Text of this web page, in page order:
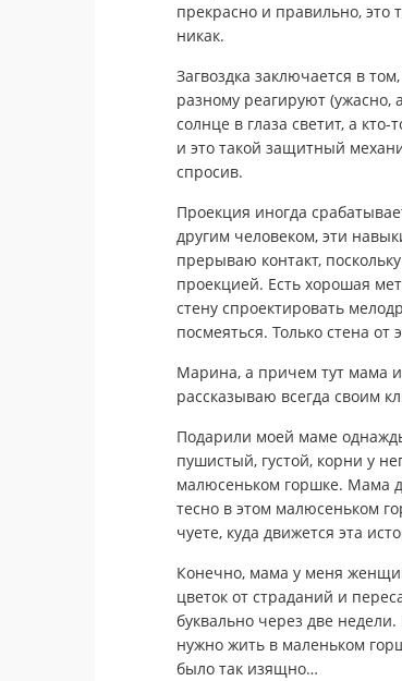
прекрасно и правильно, это
никак.
Загвоздка заключается в
разному реагируют (ужасно,
солнце в глаза светит, а
и это такой защитный
спросив.
Проекция иногда
другим человеком, эти
прерываю контакт,
проекцией. Есть хорошая
стену спроектировать
посмеяться. Только стена от
Марина, а причем тут мама
рассказываю всегда своим
Подарили моей маме
пушистый, густой, корни у
малюсеньком горшке. Мама
тесно в этом малюсеньком
чуете, куда движется эта
Конечно, мама у меня
цветок от страданий и
буквально через две
нужно жить в маленьком
было так изящно…